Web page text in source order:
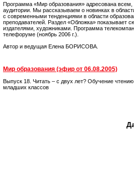
Программа «Мир образования» адресована всем,
аудитории. Мы рассказываем о новинках в
с современными тенденциями в области
преподавателей. Раздел «Обложка» показывает
издателями, художниками. Программа
телефоруме (ноябрь 2006 г.).
Автор и ведущая Елена БОРИСОВА.
Мир образования (эфир от 06.08.2005)
Выпуск 18. Читать – с двух лет? Обучение
младших классов